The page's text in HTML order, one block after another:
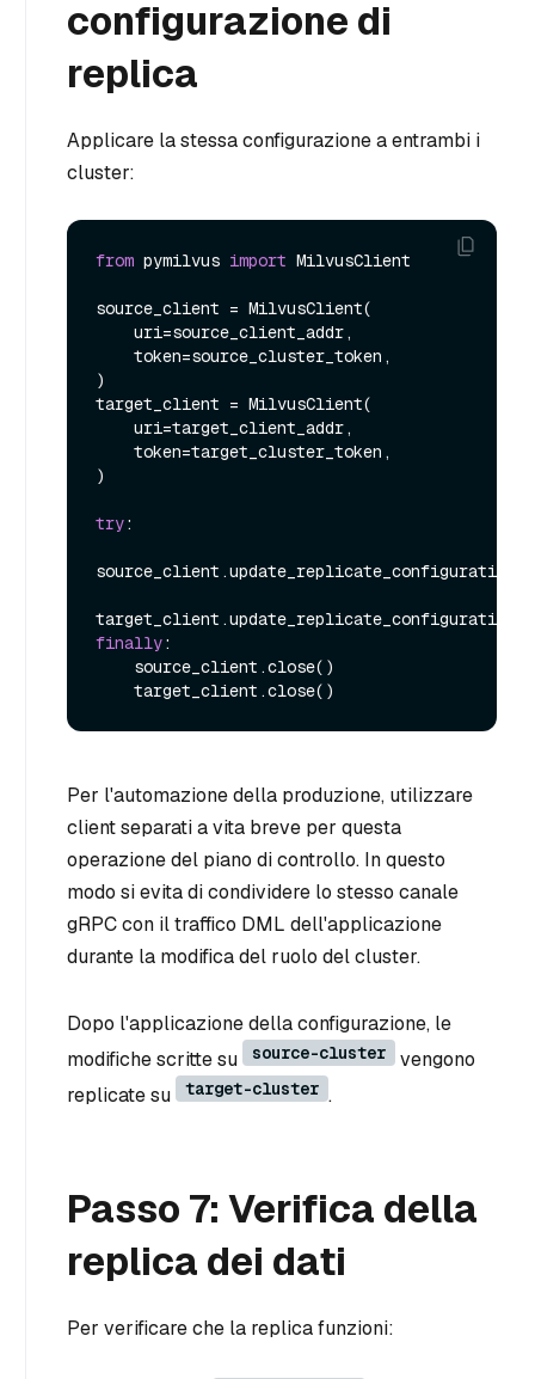
configurazione di
replica
Applicare la stessa configurazione a entrambi i
cluster:
from pymilvus import MilvusClient
source_client = MilvusClient(
)
target_client = MilvusClient(
)
try:
finally:
Per l'automazione della produzione, utilizzare
client separati a vita breve per questa
operazione del piano di controllo. In questo
modo si evita di condividere lo stesso canale
gRPC con il traffico DML dell'applicazione
durante la modifica del ruolo del cluster.
Dopo l'applicazione della configurazione, le
modifiche scritte su
source-cluster
vengono
replicate su
target-cluster .
Passo 7: Verifica della
replica dei dati
Per verificare che la replica funzioni: